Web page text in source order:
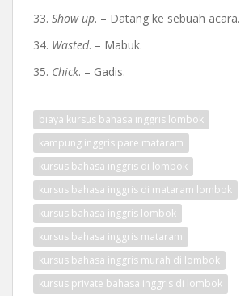
33. Show up. – Datang ke sebuah acara.
34. Wasted. – Mabuk.
35. Chick. – Gadis.
biaya kursus bahasa inggris lombok
kampung inggris pare mataram
kursus bahasa inggris di lombok
kursus bahasa inggris di mataram lombok
kursus bahasa inggris lombok
kursus bahasa inggris mataram
kursus bahasa inggris murah di lombok
kursus private bahasa inggris di lombok